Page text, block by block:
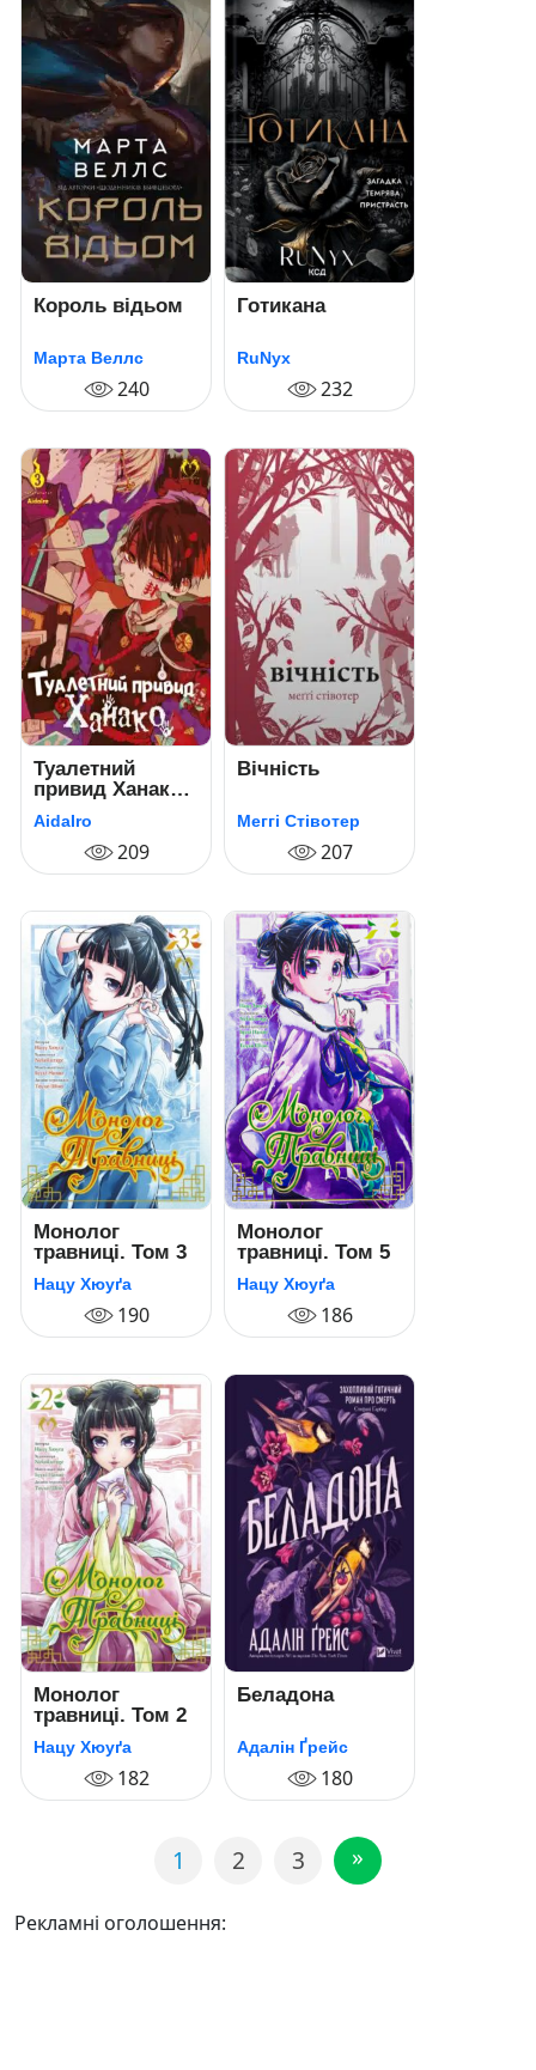
Король відьом
Марта Веллс
240
Готикана
RuNyx
232
Туалетний
привид Ханако.
Том 3
AidaIro
209
Вічність
Меггі Стівотер
207
Монолог
травниці. Том 3
Нацу Хюуґа
190
Монолог
травниці. Том 5
Нацу Хюуґа
186
Монолог
травниці. Том 2
Нацу Хюуґа
182
Беладона
Адалін Ґрейс
180
1 2 3 »
Рекламні оголошення: